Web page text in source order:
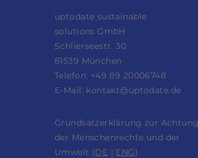
uptodate sustainable
solutions GmbH
Schlierseestr. 30
81539 München
Telefon: +49 89 20006748
E-Mail: kontakt@uptodate.de
Grundsatzerklärung zur Achtung
der Menschenrechte und der
Umwelt (DE | ENG)